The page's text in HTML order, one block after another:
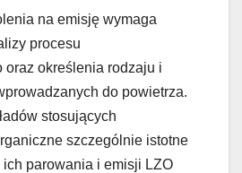
na emisję wymaga
procesu
oraz określenia rodzaju i
do powietrza.
stosujących
szczególnie istotne
parowania i emisji LZO